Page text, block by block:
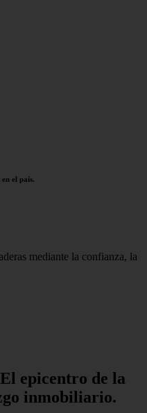
el país.
mediante la confianza, la
epicentro de la
inmobiliario.